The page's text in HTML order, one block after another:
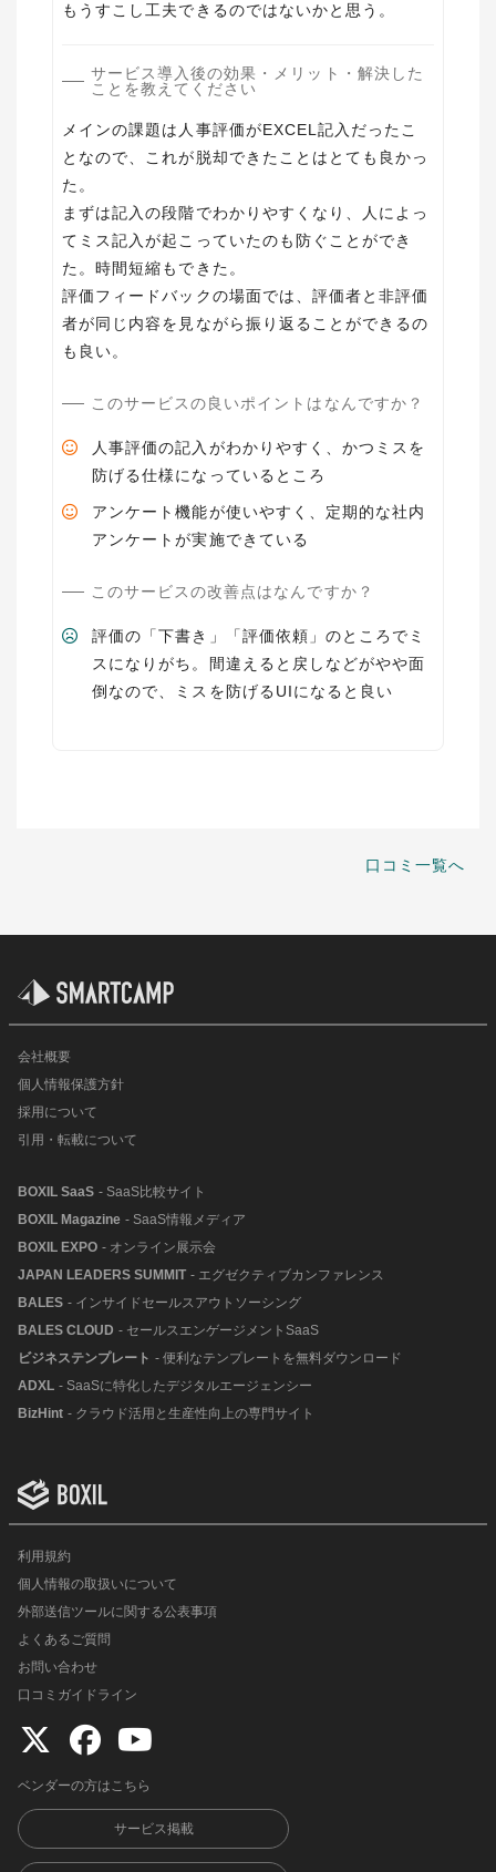
もうすこし工夫できるのではないかと思う。
サービス導入後の効果・メリット・解決した
ことを教えてください
メインの課題は人事評価がEXCEL記入だったこ
となので、これが脱却できたことはとても良かっ
た。
まずは記入の段階でわかりやすくなり、人によっ
てミス記入が起こっていたのも防ぐことができ
た。時間短縮もできた。
評価フィードバックの場面では、評価者と非評価
者が同じ内容を見ながら振り返ることができるの
も良い。
このサービスの良いポイントはなんですか？
人事評価の記入がわかりやすく、かつミスを
防げる仕様になっているところ
アンケート機能が使いやすく、定期的な社内
アンケートが実施できている
このサービスの改善点はなんですか？
評価の「下書き」「評価依頼」のところでミ
スになりがち。間違えると戻しなどがやや面
倒なので、ミスを防げるUIになると良い
口コミ一覧へ
会社概要
個人情報保護方針
採用について
引用・転載について
BOXIL SaaS - SaaS比較サイト
BOXIL Magazine - SaaS情報メディア
BOXIL EXPO - オンライン展示会
JAPAN LEADERS SUMMIT - エグゼクティブカンファレンス
BALES - インサイドセールスアウトソーシング
BALES CLOUD - セールスエンゲージメントSaaS
ビジネステンプレート - 便利なテンプレートを無料ダウンロード
ADXL - SaaSに特化したデジタルエージェンシー
BizHint - クラウド活用と生産性向上の専門サイト
利用規約
個人情報の取扱いについて
外部送信ツールに関する公表事項
よくあるご質問
お問い合わせ
口コミガイドライン
ベンダーの方はこちら
サービス掲載